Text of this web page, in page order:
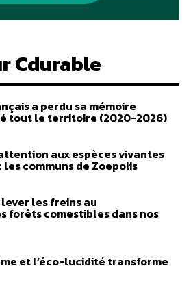
Cdurable
a perdu sa mémoire
tout le territoire (2020-2026)
aux espèces vivantes
les communs de Zoepolis
les freins au
forêts comestibles dans nos
et l’éco-lucidité transforme